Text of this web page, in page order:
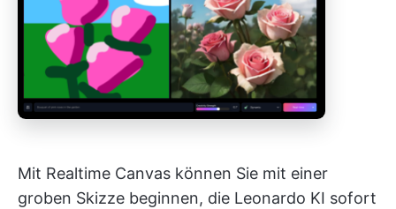
Mit Realtime Canvas können Sie mit einer
groben Skizze beginnen, die Leonardo KI sofort